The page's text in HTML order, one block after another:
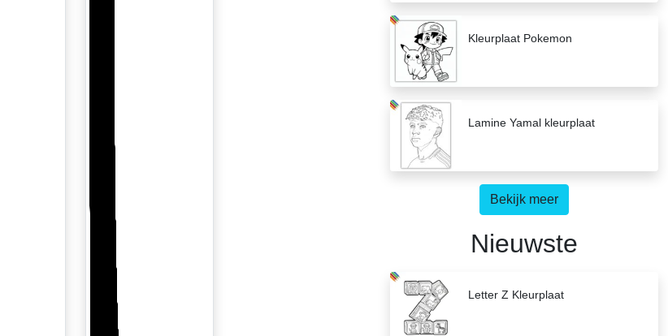
Kleurplaat Pokemon
Lamine Yamal kleurplaat
Bekijk meer
Nieuwste
Letter Z Kleurplaat